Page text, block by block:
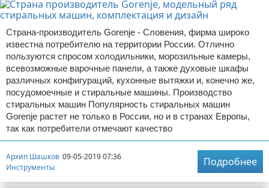
Страна-производитель Gorenje - Словения, фирма широко
известна потребителю на территории России. Отлично
пользуются спросом холодильники, морозильные камеры,
всевозможные варочные панели, а также духовые шкафы
различных конфигураций, кухонные вытяжки и, конечно же,
посудомоечные и стиральные машины. Производство
стиральных машин Популярность стиральных машин
Gorenje растет не только в России, но и в странах Европы,
так как потребители отмечают качество
Архип Шашков 09-05-2019 07:36
Инструменты
Подробнее